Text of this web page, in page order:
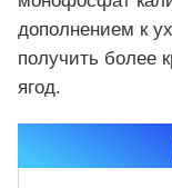
дополнением к
получить более
ягод.